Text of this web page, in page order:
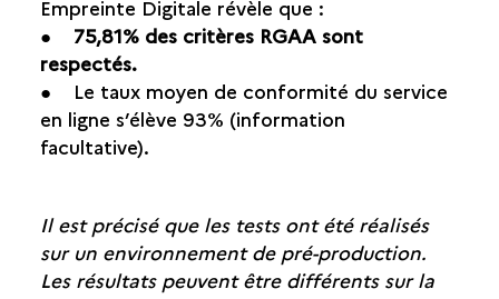
Empreinte Digitale révèle que :
● 75,81% des critères RGAA sont
respectés.
● Le taux moyen de conformité du service
en ligne s’élève 93% (information
facultative).
Il est précisé que les tests ont été réalisés
sur un environnement de pré-production.
Les résultats peuvent être différents sur la